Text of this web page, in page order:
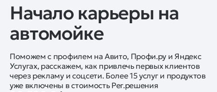
Начало карьеры на
автомойке
Поможем с профилем на Авито, Профи.ру и Яндекс
Услугах, расскажем, как привлечь первых клиентов
через рекламу и соцсети. Более 15 услуг и продуктов
уже включены в стоимость Рег.решения